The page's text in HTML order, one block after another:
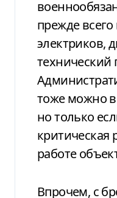
прежде
электриков,
технический
тоже можно
но только
работе
Впрочем, с